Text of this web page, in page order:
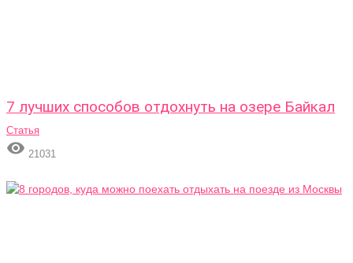
7 лучших способов отдохнуть на озере Байкал
Статья
 21031